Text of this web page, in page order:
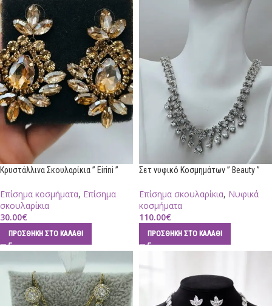
Κρυστάλλινα Σκουλαρίκια ” Eirini ”
Επίσημα κοσμήματα, Επίσημα
σκουλαρίκια
30.00€
ΠΡΟΣΘΉΚΗ ΣΤΟ ΚΑΛΆΘΙ
Σετ νυφικό Κοσμημάτων ” Beauty ”
Επίσημα σκουλαρίκια, Νυφικά
κοσμήματα
110.00€
ΠΡΟΣΘΉΚΗ ΣΤΟ ΚΑΛΆΘΙ